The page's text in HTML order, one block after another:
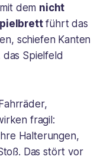
dem nicht
führt das
schiefen Kanten
das Spielfeld
fragil:
Halterungen,
Das stört vor